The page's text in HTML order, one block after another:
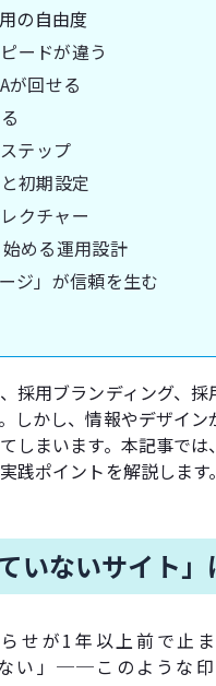
の自由度
ードが違う
が回せる
テップ
初期設定
クチャー
める運用設計
ジ」が信頼を生む
採用ブランディング、
しかし、情報やデザイ
しまいます。本記事で
践ポイントを解説します。
いないサイト」
せが1年以上前で止
い」──このような